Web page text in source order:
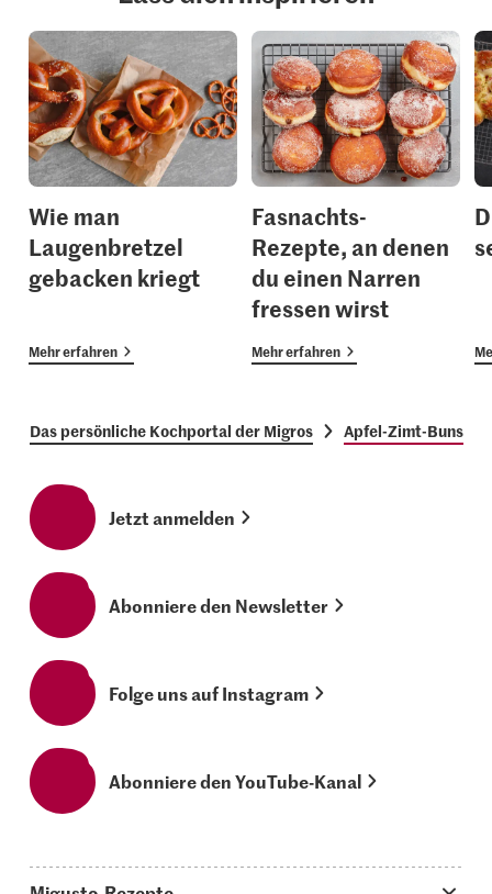
Wie man
Laugenbretzel
gebacken kriegt
Mehr erfahren
Fasnachts-
Rezepte, an denen
du einen Narren
fressen wirst
Mehr erfahren
Das persönliche Kochportal der Migros Apfel-Zimt-Buns
Jetzt anmelden
Abonniere den Newsletter
Folge uns auf Instagram
Abonniere den YouTube-Kanal